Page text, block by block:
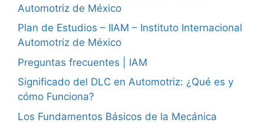
Automotriz de México
Plan de Estudios – IIAM – Instituto Internacional
Automotriz de México
Preguntas frecuentes | IAM
Significado del DLC en Automotriz: ¿Qué es y
cómo Funciona?
Los Fundamentos Básicos de la Mecánica